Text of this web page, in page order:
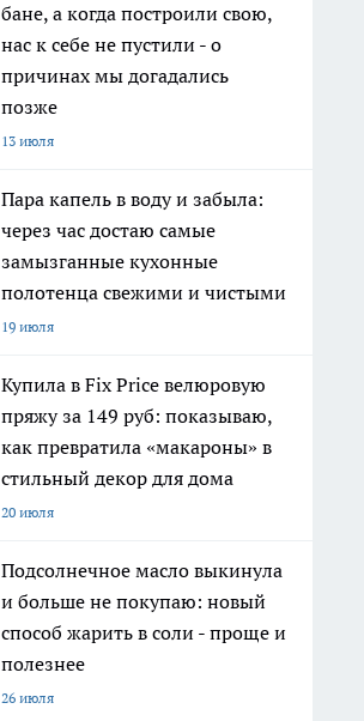
бане, а когда построили свою,
нас к себе не пустили - о
причинах мы догадались
позже
13 июля
Пара капель в воду и забыла:
через час достаю самые
замызганные кухонные
полотенца свежими и чистыми
19 июля
Купила в Fix Price велюровую
пряжу за 149 руб: показываю,
как превратила «макароны» в
стильный декор для дома
20 июля
Подсолнечное масло выкинула
и больше не покупаю: новый
способ жарить в соли - проще и
полезнее
26 июля